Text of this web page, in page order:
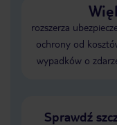
rozszerza
ochrony od
wypadków o
Sprawdź